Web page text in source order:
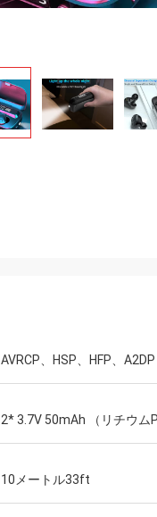
AVRCP、HSP、HFP、A2DP
2* 3.7V 50mAh （リチウム
10メートル33ft